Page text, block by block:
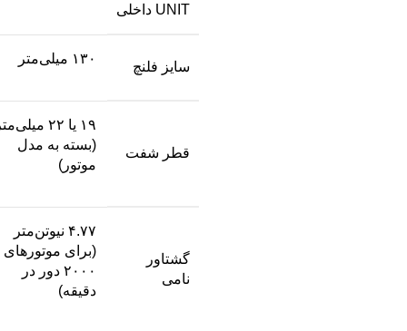
UNIT داخلی
سایز فلنچ
۱۳۰ میلی‌متر
قطر شفت
۱۹ یا ۲۲
(بسته به مدل
موتور)
گشتاور
نامی
۴.۷۷ نیوتن‌متر
(برای موتورهای
۲۰۰۰ دور در
دقیقه)